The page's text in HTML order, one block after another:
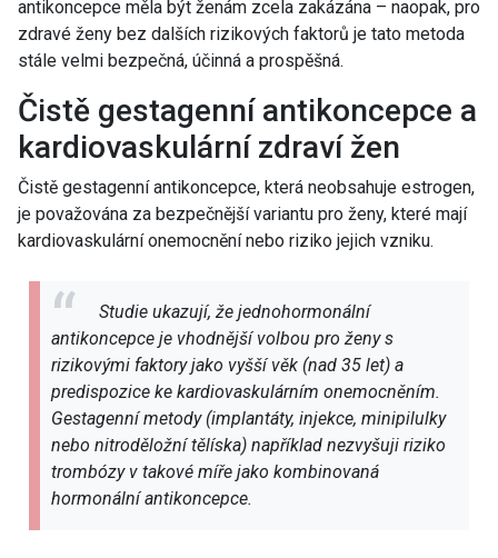
antikoncepce měla být ženám zcela zakázána – naopak, pro
zdravé ženy bez dalších rizikových faktorů je tato metoda
stále velmi bezpečná, účinná a prospěšná.
Čistě gestagenní antikoncepce a
kardiovaskulární zdraví žen
Čistě gestagenní antikoncepce, která neobsahuje estrogen,
je považována za bezpečnější variantu pro ženy, které mají
kardiovaskulární onemocnění nebo riziko jejich vzniku.
Studie ukazují, že jednohormonální
antikoncepce je vhodnější volbou pro ženy s
rizikovými faktory jako vyšší věk (nad 35 let) a
predispozice ke kardiovaskulárním onemocněním.
Gestagenní metody (implantáty, injekce, minipilulky
nebo nitroděložní tělíska) například nezvyšuji riziko
trombózy v takové míře jako kombinovaná
hormonální antikoncepce.